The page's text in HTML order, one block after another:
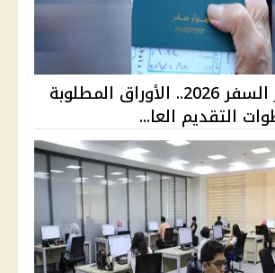
استخراج جواز السفر 2026.. الأوراق المطلوبة
التقديم العا...